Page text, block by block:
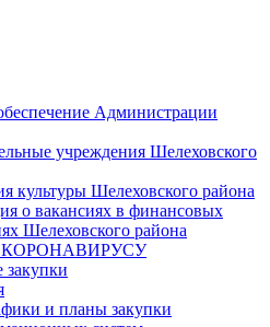
Администрации
учреждения Шелеховского
культуры Шелеховского района
о вакансиях в финансовых
Шелеховского района
КОРОНАВИРУСУ
и планы закупки